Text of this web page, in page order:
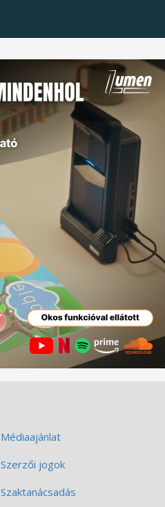
Médiaajánlat
Szerzői jogok
Szaktanácsadás